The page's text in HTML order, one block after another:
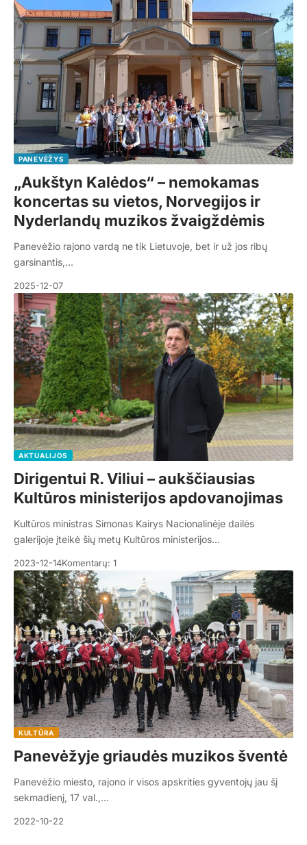
PANEVĖŽYS
„Aukštyn Kalėdos“ – nemokamas
koncertas su vietos, Norvegijos ir
Nyderlandų muzikos žvaigždėmis
Panevėžio rajono vardą ne tik Lietuvoje, bet ir už jos ribų
garsinantis,…
2025-12-07
AKTUALIJOS
Dirigentui R. Viliui – aukščiausias
Kultūros ministerijos apdovanojimas
Kultūros ministras Simonas Kairys Nacionalinėje dailės
galerijoje įteikė šių metų Kultūros ministerijos…
2023-12-14Komentarų: 1
KULTŪRA
Panevėžyje griaudės muzikos šventė
Panevėžio miesto, rajono ir visos apskrities gyventojų jau šį
sekmadienį, 17 val.,…
2022-10-22